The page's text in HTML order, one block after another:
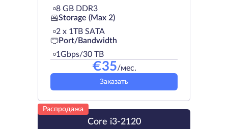
8 GB DDR3
Storage (Max 2)
2 х 1TB SATA
Port/Bandwidth
1Gbps/30 TB
€35/мес.
Заказать
Распродажа
Core i3-2120